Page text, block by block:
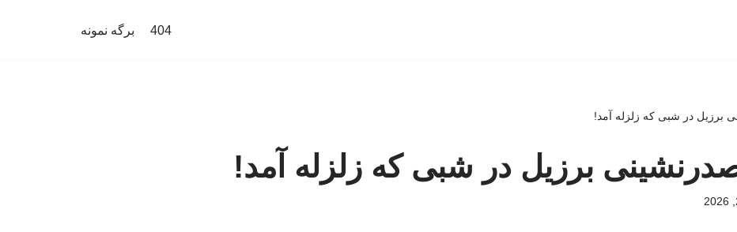
404 برگه نمونه
برزیل در شبی که زلزله آمد!
برزیل در شبی که زلزله آمد!